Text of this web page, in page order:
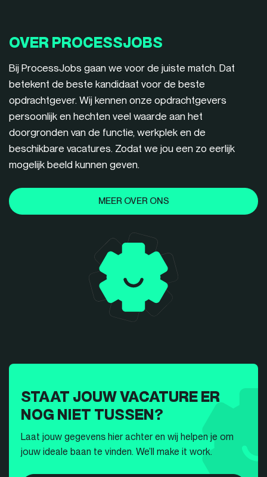
OVER PROCESSJOBS
Bij ProcessJobs gaan we voor de juiste match. Dat
betekent de beste kandidaat voor de beste
opdrachtgever. Wij kennen onze opdrachtgevers
persoonlijk en hechten veel waarde aan het
doorgronden van de functie, werkplek en de
beschikbare vacatures. Zodat we jou een zo eerlijk
mogelijk beeld kunnen geven.
MEER OVER ONS
STAAT JOUW VACATURE ER
NOG NIET TUSSEN?
Laat jouw gegevens hier achter en wij helpen je om
jouw ideale baan te vinden. We’ll make it work.